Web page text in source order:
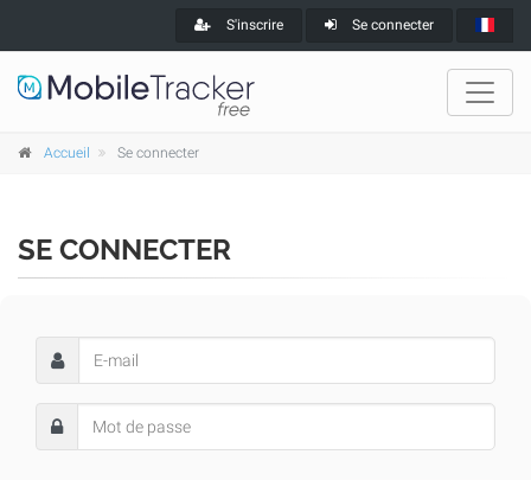
S'inscrire Se connecter
Accueil Se connecter
SE CONNECTER